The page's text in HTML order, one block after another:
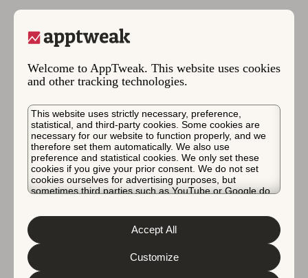
Welcome to AppTweak. This website uses cookies
and other tracking technologies.
This website uses strictly necessary, preference,
statistical, and third-party cookies. Some cookies are
necessary for our website to function properly, and we
therefore set them automatically. We also use
preference and statistical cookies. We only set these
cookies if you give your prior consent. We do not set
cookies ourselves for advertising purposes, but
sometimes third parties such as YouTube or Google do.
about the protection of your personal data and the
different cookies we use, please read our
&
. You can customize your cookie settings
and preferences by clicking the “Customize” button.
Customize
Accept All
Supersolid에 대하여
“Supersolid는 수상 경력이 있는 독립 모바일 게임 개발업
체로, 런던 중심부에 위치해 있으며 다운로드 수가 9천만
건을 넘었습니다. 우리 팀은 전 세계 플레이어들을 위해
우리가 사랑하는 게임을 개발하여 플레이어들을 창의적
인 의사 결정의 중심에 두고 “테스트 앤 러닝” 사고방식으
로 작업합니다.
Supersolid의 게임은 무한 주자(Super Penguins)에서 자
PVP(Snake Rivals)에 이르기까지 다양합니다. 우리는 창
의성과 실험을 통해 번창합니다. 우리는 현재 다양한 타이
틀을 제작 중이며 첫 번째 Roblox 게임인 RoPets(2021년
여름)를 출시하게 되어 자랑스럽습니다.”